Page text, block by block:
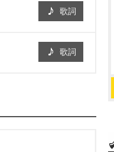
歌詞
歌詞